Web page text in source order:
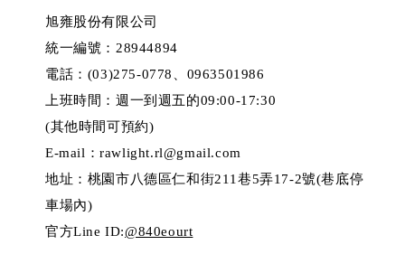
旭雍股份有限公司
統一編號：28944894
電話：(03)275-0778、0963501986
上班時間：週一到週五的09:00-17:30
(其他時間可預約)
E-mail：rawlight.rl@gmail.com
地址：桃園市八德區仁和街211巷5弄17-2號(巷底停
車場內)
官方Line ID:@840eourt